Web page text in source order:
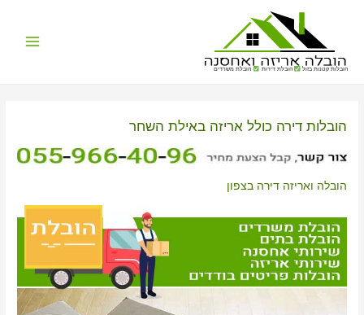
הובלות קטנות בזול הובלת דירות הובלת משרדים
הובלות דירה כולל אריזה באילת השחר
הובלה ואריזה דירה בצפון